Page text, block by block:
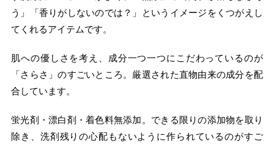
う」「香りがしないのでは？」というイメージをくつがえし
てくれるアイテムです。
肌への優しさを考え、成分一つ一つにこだわっているのが
「さらさ」のすごいところ。厳選された直物由来の成分を配
合しています。
蛍光剤・漂白剤・着色料無添加。できる限りの添加物を取り
除き、洗剤残りの心配もないように作られているのがすご